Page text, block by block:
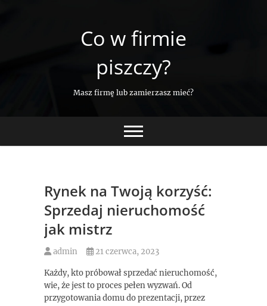
Co w firmie
piszczy?
Masz firmę lub zamierzasz mieć?
Rynek na Twoją korzyść:
Sprzedaj nieruchomość
jak mistrz
admin 21 czerwca, 2023
Każdy, kto próbował sprzedać nieruchomość,
wie, że jest to proces pełen wyzwań. Od
przygotowania domu do prezentacji, przez